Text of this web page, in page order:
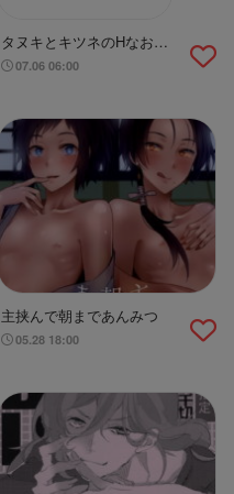
タヌキとキツネのHなお勉
強07.06 06:00
主挟んで朝まであんみつ
05.28 18:00